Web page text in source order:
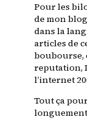
Pour les
de mon
dans la
articles de
boubourse,
reputation,
l’internet
Tout ça